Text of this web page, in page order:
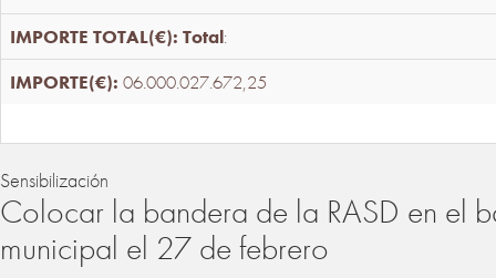
Total:
06.000.027.672,25
Sensibilización
Colocar la bandera de la RASD en el
municipal el 27 de febrero